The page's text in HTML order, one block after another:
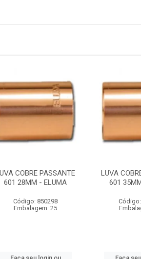
COBRE PASSANTE
601 28MM - ELUMA
Código: 850298
Embalagem: 25
LUVA
601